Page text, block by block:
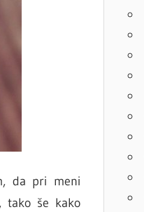
da pri meni
tako še kako